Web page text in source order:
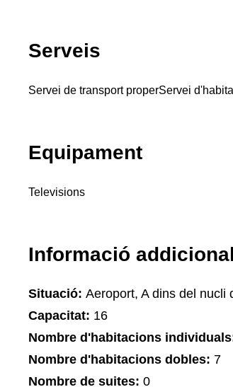
Serveis
Servei de transport properServei
Equipament
Televisions
Informació addicional
Situació: Aeroport, A dins del nucli
Capacitat: 16
Nombre d'habitacions
Nombre d'habitacions dobles: 7
Nombre de suites: 0